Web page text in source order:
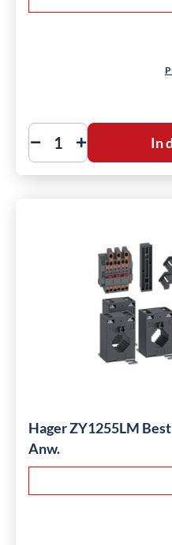
In
Hager ZY1255LM
Anw.